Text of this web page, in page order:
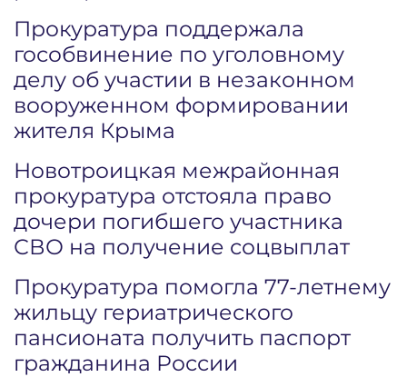
Прокуратура поддержала
гособвинение по уголовному
делу об участии в незаконном
вооруженном формировании
жителя Крыма
Новотроицкая межрайонная
прокуратура отстояла право
дочери погибшего участника
СВО на получение соцвыплат
Прокуратура помогла 77-летнему
жильцу гериатрического
пансионата получить паспорт
гражданина России